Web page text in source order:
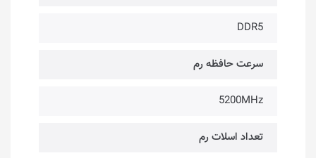
DDR5
سرعت حافظه رم
5200MHz
تعداد اسلات رم